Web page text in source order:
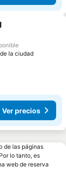
la ciudad
Ver precios
de las páginas
lo tanto, es
web de reserva